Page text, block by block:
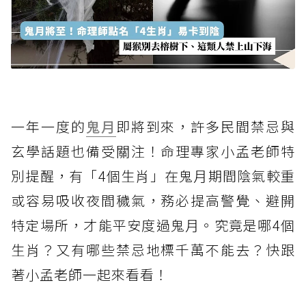
一年一度的鬼月 即將到來，許多民間禁忌與
玄學話題也備受關注！命理專家小孟老師特
別提醒，有「4個生肖」在鬼月期間陰氣較重
或容易吸收夜間穢氣，務必提高警覺、避開
特定場所，才能平安度過鬼月。究竟是哪4個
生肖？又有哪些禁忌地標千萬不能去？快跟
著小孟老師一起來看看！